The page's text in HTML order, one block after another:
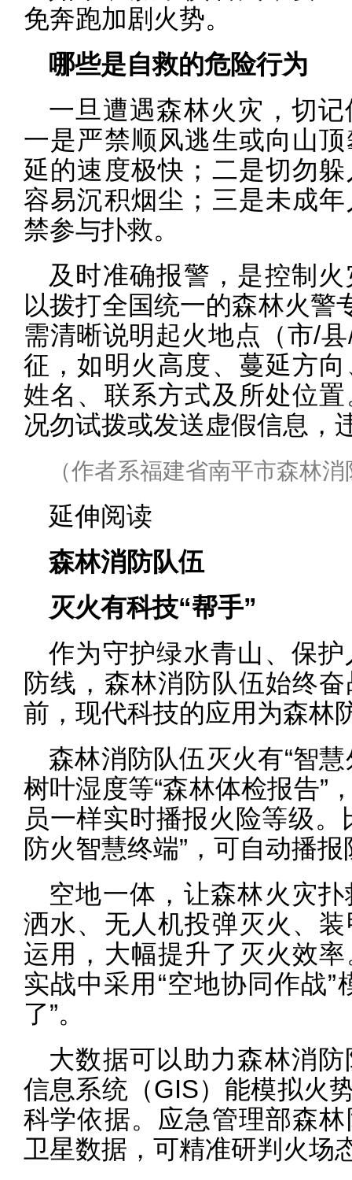
免奔跑加剧火势。
哪些是自救的危险行为
一旦遭遇森林火灾，切
一是严禁顺风逃生或向山
延的速度极快；二是切勿
容易沉积烟尘；三是未成
禁参与扑救。
及时准确报警，是控制
以拨打全国统一的森林火警
需清晰说明起火地点（市/
征，如明火高度、蔓延方
姓名、联系方式及所处位
况勿试拨或发送虚假信息，
（作者系福建省南平市森林
延伸阅读
森林消防队伍
灭火有科技“帮手”
作为守护绿水青山、保
防线，森林消防队伍始终
前，现代科技的应用为森林
森林消防队伍灭火有“智
树叶湿度等“森林体检报告”
员一样实时播报火险等级
防火智慧终端”，可自动播
空地一体，让森林火灾
洒水、无人机投弹灭火、
运用，大幅提升了灭火效
实战中采用“空地协同作战
了”。
大数据可以助力森林消
信息系统（GIS）能模拟火
科学依据。应急管理部森
卫星数据，可精准研判火场